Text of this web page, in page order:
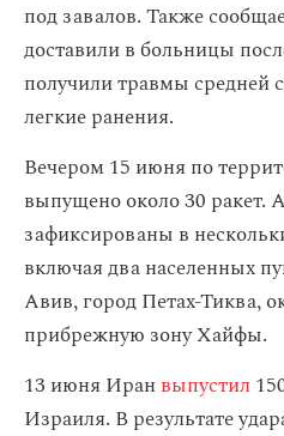
под завалов. Также
доставили в больницы
получили травмы средней
легкие ранения.
Вечером 15 июня по
выпущено около 30 ракет.
зафиксированы в
включая два населенных
Авив, город Петах-Тиква,
прибрежную зону Хайфы.
13 июня Иран выпустил
Израиля. В результате